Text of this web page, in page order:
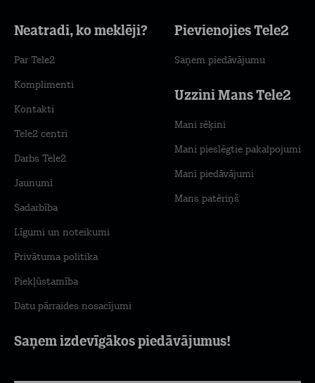
Saņem izdevīgākos piedāvājumus!
Neatradi, ko meklēji?
Par Tele2
Komplimenti
Kontakti
Tele2 centri
Darbs Tele2
Jaunumi
Sadarbība
Līgumi un noteikumi
Privātuma politika
Piekļūstamība
Datu pārraides nosacījumi
Pievienojies Tele2
Saņem piedāvājumu
Uzzini Mans Tele2
Mani rēķini
Mani pieslēgtie pakalpojumi
Mani piedāvājumi
Mans patēriņš